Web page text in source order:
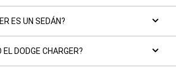
ES UN SEDÁN?
DODGE CHARGER?